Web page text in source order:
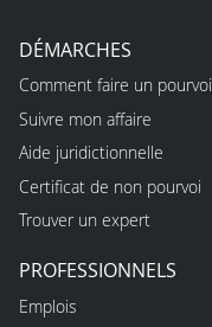
DÉMARCHES
Comment faire un pourvoi
Suivre mon affaire
Aide juridictionnelle
Certificat de non pourvoi
Trouver un expert
PROFESSIONNELS
Emplois